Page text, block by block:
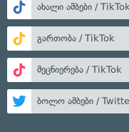
ახალი ამბები /
გართობა / TikTok
მეცნიერება / TikTok
ბოლო ამბები /